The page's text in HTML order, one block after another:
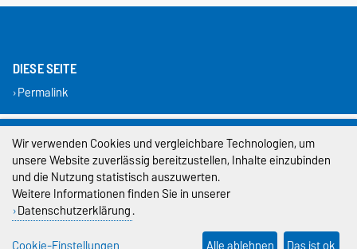
DIESE SEITE
Permalink
Impressum
Datenschutz
Barrierefreiheit
Cookie-Einstellungen
Wir verwenden Cookies und vergleichbare Technologien, um
unsere Website zuverlässig bereitzustellen, Inhalte einzubinden
und die Nutzung statistisch auszuwerten.
Weitere Informationen finden Sie in unserer
Datenschutzerklärung.
Cookie-Einstellungen
Alle ablehnen Das ist ok